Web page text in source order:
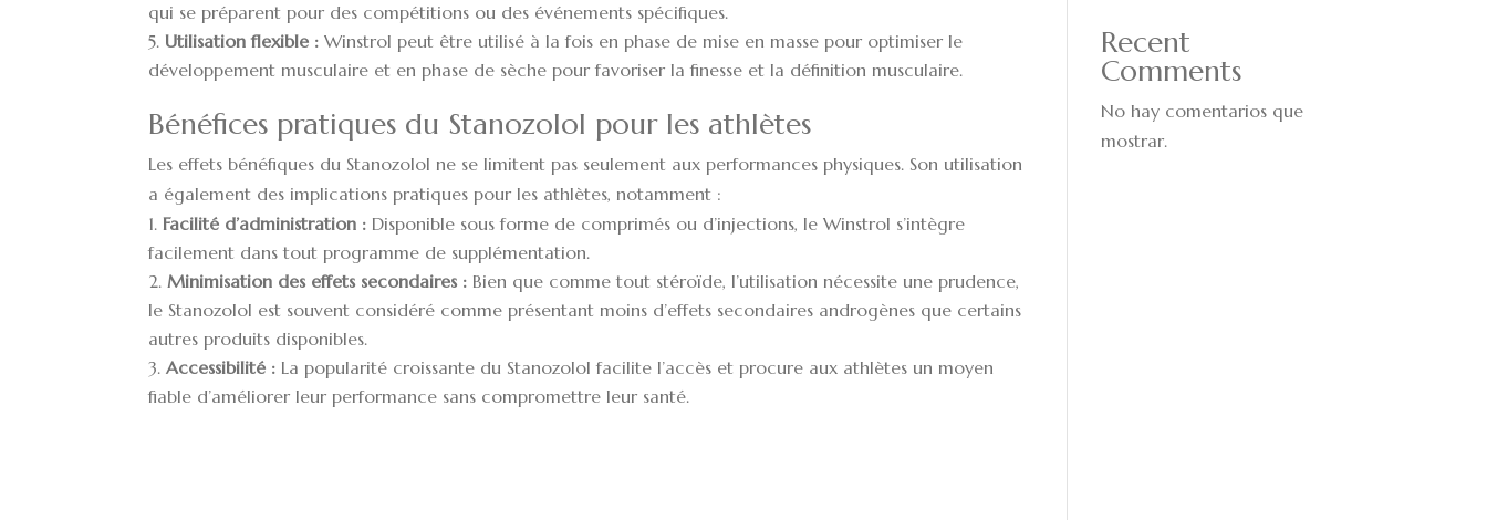
qui se préparent pour des compétitions ou des événements spécifiques.
Utilisation flexible : Winstrol peut être utilisé à la fois en phase de mise en masse pour optimiser le
développement musculaire et en phase de sèche pour favoriser la finesse et la définition musculaire.
Bénéfices pratiques du Stanozolol pour les athlètes
Les effets bénéfiques du Stanozolol ne se limitent pas seulement aux performances physiques. Son utilisation
a également des implications pratiques pour les athlètes, notamment :
Facilité d’administration : Disponible sous forme de comprimés ou d’injections, le Winstrol s’intègre
facilement dans tout programme de supplémentation.
Minimisation des effets secondaires : Bien que comme tout stéroïde, l’utilisation nécessite une prudence,
le Stanozolol est souvent considéré comme présentant moins d’effets secondaires androgènes que certains
autres produits disponibles.
Accessibilité : La popularité croissante du Stanozolol facilite l’accès et procure aux athlètes un moyen
fiable d’améliorer leur performance sans compromettre leur santé.
Recent
Comments
No hay comentarios que
mostrar.